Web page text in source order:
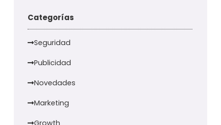
Categorías
Seguridad
Publicidad
Novedades
Marketing
Growth